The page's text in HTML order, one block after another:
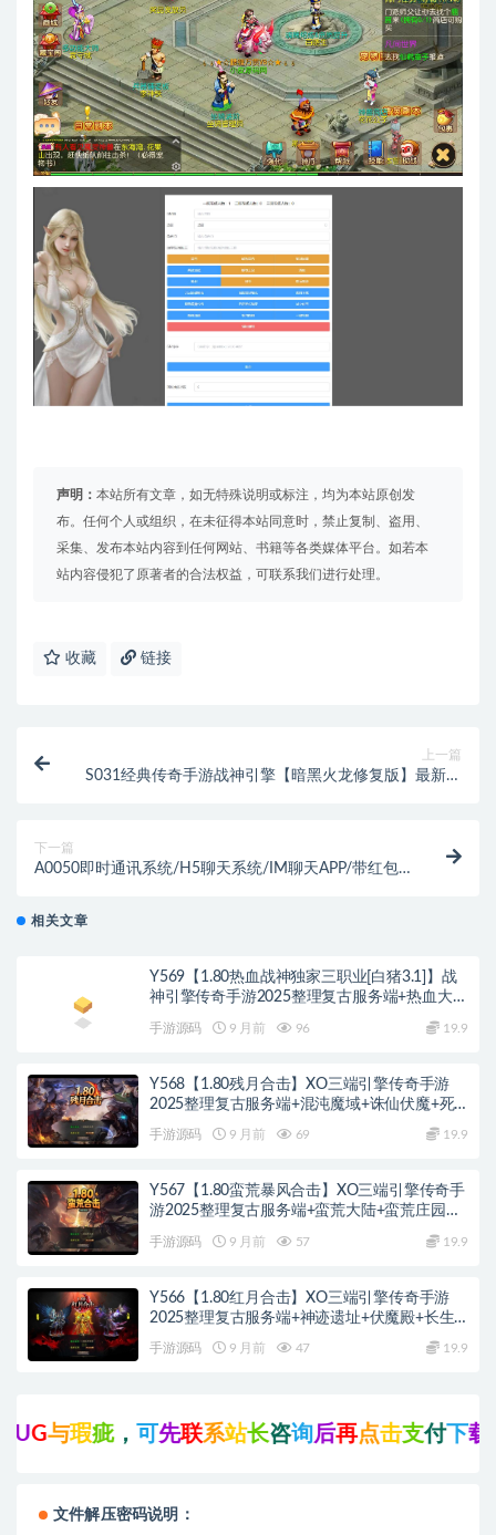
声明： 本站所有文章，如无特殊说明或标注，均为本站原创发
布。任何个人或组织，在未征得本站同意时，禁止复制、盗用、
采集、发布本站内容到任何网站、书籍等各类媒体平台。如若本
站内容侵犯了原著者的合法权益，可联系我们进行处理。
收藏 链接
上一篇
S031经典传奇手游战神引擎【暗黑火龙修复版】最新整
下一篇
A0050即时通讯系统/H5聊天系统/IM聊天APP/带红包
相关文章
Y569【1.80热血战神独家三职业[白猪3.1]】战
神引擎传奇手游2025整理复古服务端+热血大陆
手游源码 9 月前 96 19.9
Y568【1.80残月合击】XO三端引擎传奇手游
2025整理复古服务端+混沌魔域+诛仙伏魔+死
手游源码 9 月前 69 19.9
Y567【1.80蛮荒暴风合击】XO三端引擎传奇手
游2025整理复古服务端+蛮荒大陆+蛮荒庄园
手游源码 9 月前 57 19.9
Y566【1.80红月合击】XO三端引擎传奇手游
2025整理复古服务端+神迹遗址+伏魔殿+长生
殿
手游源码 9 月前 47 19.9
与瑕疵，可先 联 系站长咨询后再 点击支付下载!
文件解压密码说明：